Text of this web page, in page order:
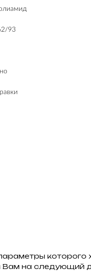
93
которого
Вам на следующий